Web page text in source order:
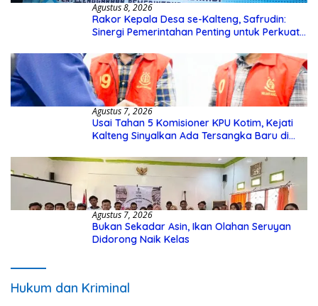
Agustus 8, 2026
Rakor Kepala Desa se-Kalteng, Safrudin:
Sinergi Pemerintahan Penting untuk Perkuat
Agustus 7, 2026
Usai Tahan 5 Komisioner KPU Kotim, Kejati
Kalteng Sinyalkan Ada Tersangka Baru di
Agustus 7, 2026
Bukan Sekadar Asin, Ikan Olahan Seruyan
Didorong Naik Kelas
Hukum dan Kriminal